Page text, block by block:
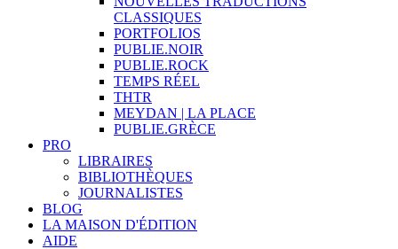
CLASSIQUES
PORTFOLIOS
PUBLIE.NOIR
PUBLIE.ROCK
TEMPS RÉEL
THTR
MEYDAN | LA PLACE
PUBLIE.GRÈCE
PRO
LIBRAIRES
BIBLIOTHÈQUES
JOURNALISTES
BLOG
LA MAISON D'ÉDITION
AIDE